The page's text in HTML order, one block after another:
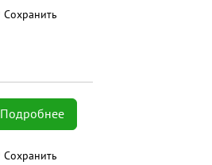
Сохранить
Подробнее
Сохранить